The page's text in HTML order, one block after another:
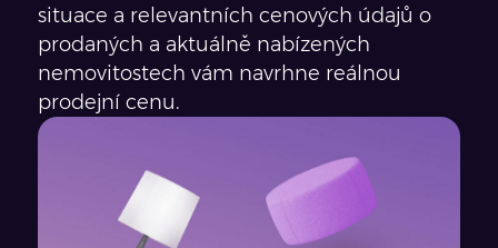
situace a relevantních cenových údajů o
prodaných a aktuálně nabízených
nemovitostech vám navrhne reálnou
prodejní cenu.